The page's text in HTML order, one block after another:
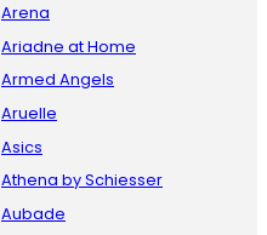
Arena
Ariadne at Home
Armed Angels
Aruelle
Asics
Athena by Schiesser
Aubade